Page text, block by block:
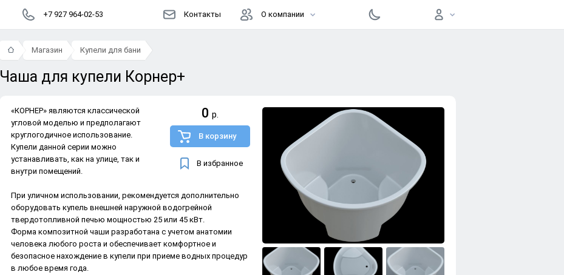
+7 927 964-02-53 Контакты О компании
Магазин Купели для бани
Чаша для купели Корнер+
0 р.
В корзину
В избранное
«КОРНЕР» являются классической
угловой моделью и предполагают
круглогодичное использование.
Купели данной серии можно
устанавливать, как на улице, так и
внутри помещений.
При уличном использовании, рекомендуется дополнительно
оборудовать купель внешней наружной водогрейной
твердотопливной печью мощностью 25 или 45 кВт.
Форма композитной чаши разработана с учетом анатомии
человека любого роста и обеспечивает комфортное и
безопасное нахождение в купели при приеме водных процедур
в любое время года.